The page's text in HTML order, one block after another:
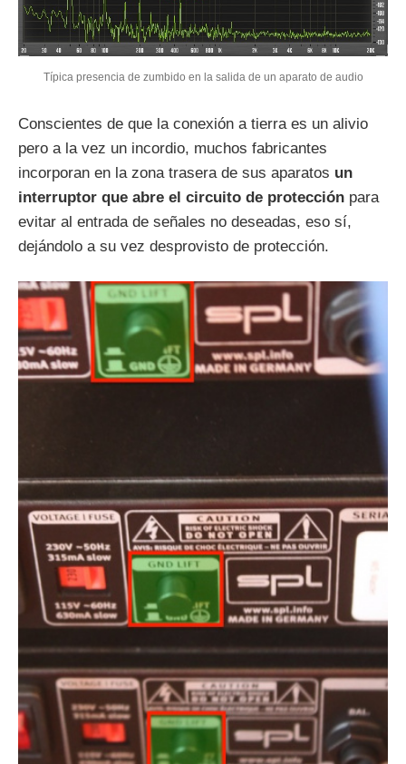
Típica presencia de zumbido en la salida de un aparato de audio
Conscientes de que la conexión a tierra es un alivio
pero a la vez un incordio, muchos fabricantes
incorporan en la zona trasera de sus aparatos un
interruptor que abre el circuito de protección para
evitar al entrada de señales no deseadas, eso sí,
dejándolo a su vez desprovisto de protección.